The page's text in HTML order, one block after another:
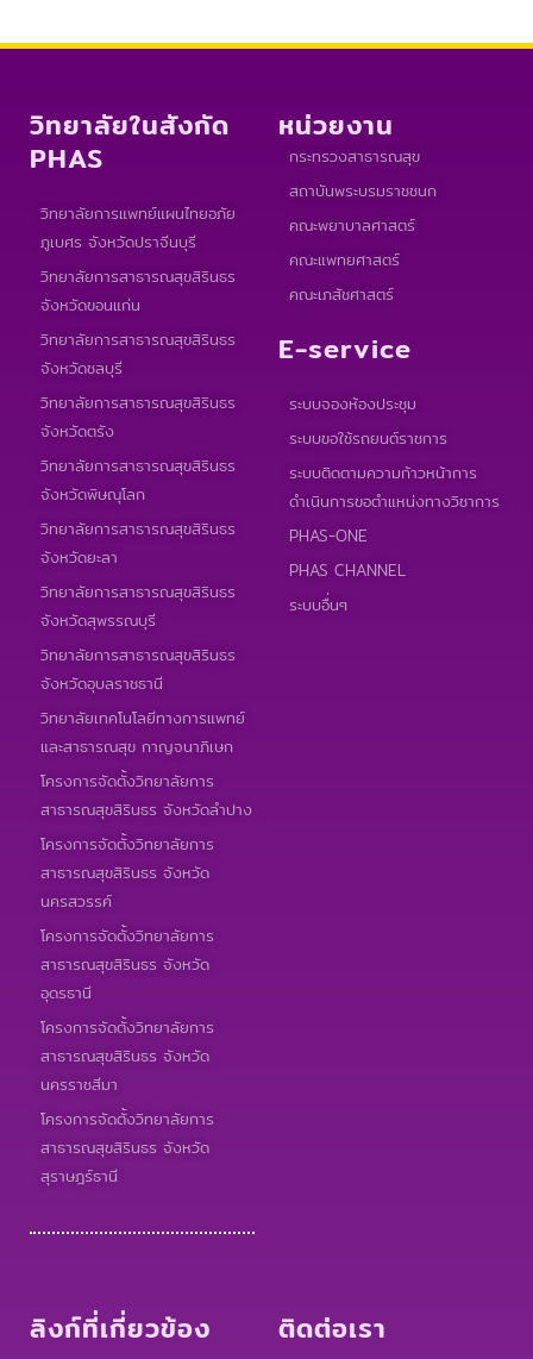
วิทยาลัยในสังกัด
PHAS
วิทยาลัยการแพทย์แผนไทยอภัย
ภูเบศร จังหวัดปราจีนบุรี
วิทยาลัยการสาธารณสุขสิรินธร
จังหวัดขอนแก่น
วิทยาลัยการสาธารณสุขสิรินธร
จังหวัดชลบุรี
วิทยาลัยการสาธารณสุขสิรินธร
จังหวัดตรัง
วิทยาลัยการสาธารณสุขสิรินธร
จังหวัดพิษณุโลก
วิทยาลัยการสาธารณสุขสิรินธร
จังหวัดยะลา
วิทยาลัยการสาธารณสุขสิรินธร
จังหวัดสุพรรณบุรี
วิทยาลัยการสาธารณสุขสิรินธร
จังหวัดอุบลราชธานี
วิทยาลัยเทคโนโลยีทางการแพทย์
และสาธารณสุข กาญจนาภิเษก
โครงการจัดตั้งวิทยาลัยการ
สาธารณสุขสิรินธร จังหวัดลำปาง
โครงการจัดตั้งวิทยาลัยการ
สาธารณสุขสิรินธร จังหวัด
นครสวรรค์
โครงการจัดตั้งวิทยาลัยการ
สาธารณสุขสิรินธร จังหวัด
อุดรธานี
โครงการจัดตั้งวิทยาลัยการ
สาธารณสุขสิรินธร จังหวัด
นครราชสีมา
โครงการจัดตั้งวิทยาลัยการ
สาธารณสุขสิรินธร จังหวัด
สุราษฎร์ธานี
หน่วยงาน
กระทรวงสาธารณสุข
สถาบันพระบรมราชชนก
คณะพยาบาลศาสตร์
คณะแพทยศาสตร์
คณะเภสัชศาสตร์
E-service
ระบบจองห้องประชุม
ระบบขอใช้รถยนต์ราชการ
ระบบติดตามความก้าวหน้าการ
ดำเนินการขอตำแหน่งทางวิชาการ
PHAS-ONE
PHAS CHANNEL
ระบบอื่นๆ
ลิงก์ที่เกี่ยวข้อง ติดต่อเรา